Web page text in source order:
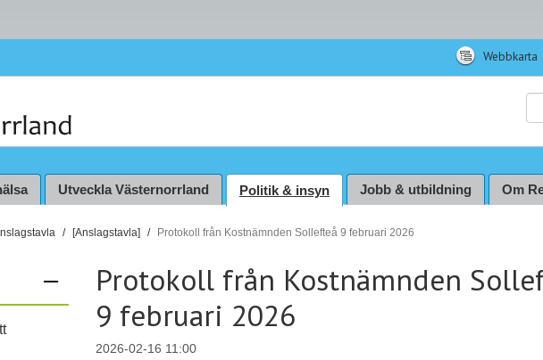
Webbkarta
Utveckla Västernorrland Politik & insyn Jobb & utbildning Om
[Anslagstavla] Protokoll från Kostnämnden Sollefteå 9 februari 2026
–
Protokoll från Kostnämnden
9 februari 2026
2026-02-16 11:00